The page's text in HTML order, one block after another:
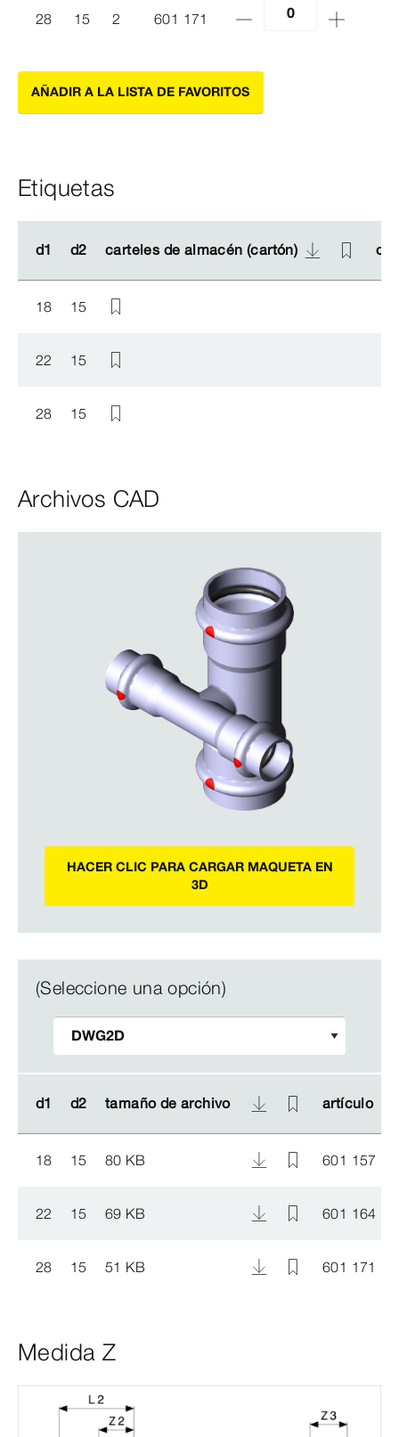
28 15 2 601 171
AÑADIR A LA LISTA DE FAVORITOS
Etiquetas
d1 d2 carteles de almacén (cartón)
d1 d2 carteles de almacén (cartón)
18 15
22 15
28 15
Archivos CAD
HACER CLIC PARA CARGAR MAQUETA EN
3D
(Seleccione una opción)
d1 d2 tamaño de archivo artículo
d1 d2 tamaño de archivo artículo
18 15 80 KB 601 157
22 15 69 KB 601 164
28 15 51 KB 601 171
Medida Z